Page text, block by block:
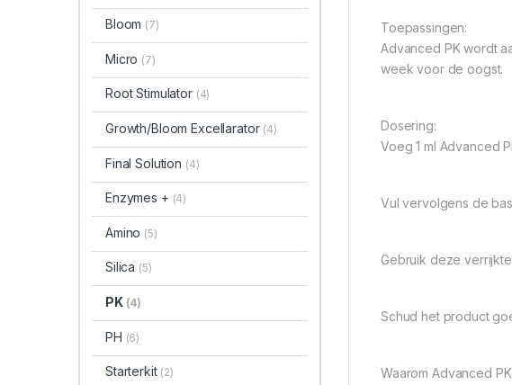
Toepassingen:
Advanced PK wordt
week voor de oogst.
Dosering:
Voeg 1 ml Advanced
Vul vervolgens de
Gebruik deze
Schud het product
Waarom Advanced
Bloom (7)
Micro (7)
Root Stimulator (4)
Growth/Bloom Excellarator (4)
Final Solution (4)
Enzymes + (4)
Amino (5)
Silica (5)
PK (4)
PH (6)
Starterkit (2)